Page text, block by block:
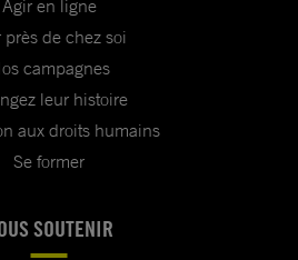
Agir en ligne
près de chez soi
campagnes
leur histoire
aux droits humains
Se former
SOUTENIR